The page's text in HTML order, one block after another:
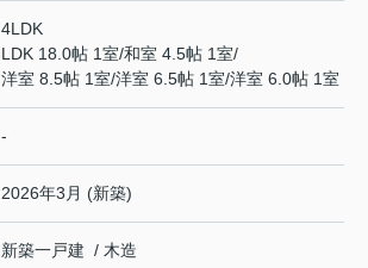
4LDK
LDK 18.0帖 1室/和室 4.5帖 1室/
洋室 8.5帖 1室/洋室 6.5帖 1室/洋室 6.0帖 1室
-
2026年3月 (新築)
新築一戸建 / 木造